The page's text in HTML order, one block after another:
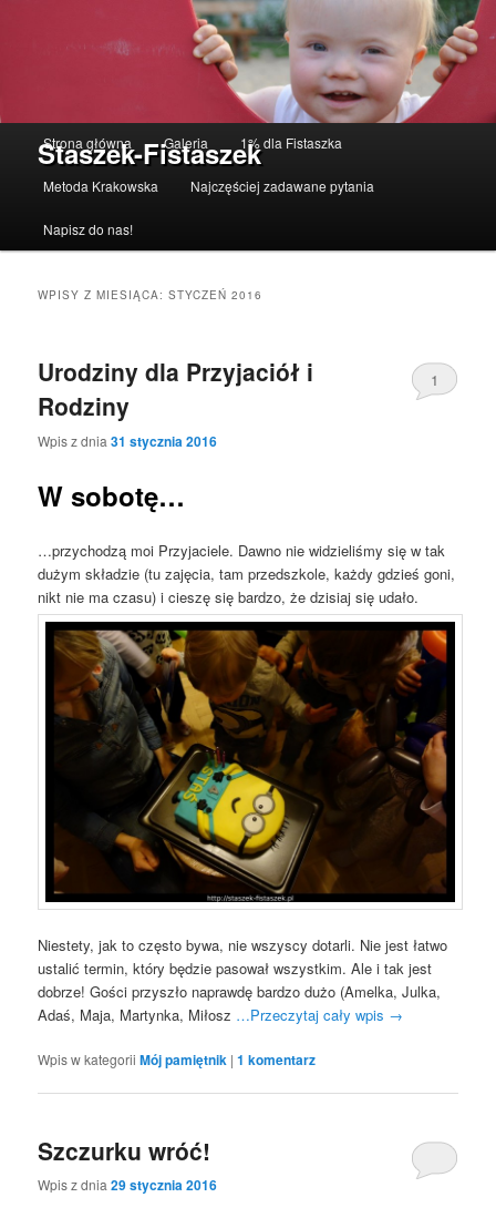
Staszek-Fistaszek
Przeskocz do tekstu
Przeskocz do widgetów
Strona główna Galeria 1% dla Fistaszka
Metoda Krakowska Najczęściej zadawane pytania
Napisz do nas!
WPISY Z MIESIĄCA:STYCZEŃ 2016
Urodziny dla Przyjaciół i
Rodziny
Wpis z dnia31 stycznia 2016
1
W sobotę…
…przychodzą moi Przyjaciele. Dawno nie widzieliśmy się w tak
dużym składzie (tu zajęcia, tam przedszkole, każdy gdzieś goni,
nikt nie ma czasu) i cieszę się bardzo, że dzisiaj się udało.
Niestety, jak to często bywa, nie wszyscy dotarli. Nie jest łatwo
ustalić termin, który będzie pasował wszystkim. Ale i tak jest
dobrze! Gości przyszło naprawdę bardzo dużo (Amelka, Julka,
Adaś, Maja, Martynka, Miłosz …Przeczytaj cały wpis →
Wpis w kategoriiMój pamiętnik |1 komentarz
Szczurku wróć!
Wpis z dnia29 stycznia 2016